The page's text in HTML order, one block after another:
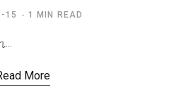
15 1 MIN READ
More